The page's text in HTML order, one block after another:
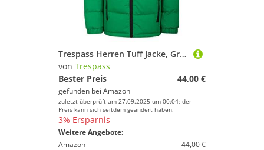
Skateboarding
Snowboard
Sportausrüstung
Sportausstattung
Sportbekleidung
Trespass Herren Tuff Jacke, Grün (Clover), 9-10 Jahre EU
von Trespass
Bester Preis
44,00 €
gefunden bei Amazon
zuletzt überprüft am 27.09.2025 um 00:04; der
Preis kann sich seitdem geändert haben.
3% Ersparnis
Weitere Angebote:
Amazon
44,00 €